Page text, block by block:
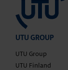
UTU GROUP
UTU Group
UTU Finland